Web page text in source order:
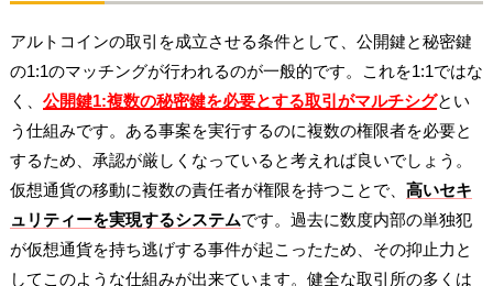
アルトコインの取引を成立させる条件として、公開鍵と秘密鍵
の1:1のマッチングが行われるのが一般的です。これを1:1ではな
く、 公開鍵1:複数の秘密鍵を必要とする取引がマルチシグとい
う仕組みです。ある事案を実行するのに複数の権限者を必要と
するため、承認が厳しくなっていると考えれば良いでしょう。
仮想通貨の移動に複数の責任者が権限を持つことで、 高いセキ
ュリティーを実現するシステムです。過去に数度内部の単独犯
が仮想通貨を持ち逃げする事件が起こったため、その抑止力と
してこのような仕組みが出来ています。健全な取引所の多くは